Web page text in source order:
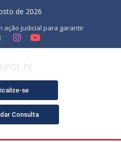
de 2026
ação judicial para garantir
o falecimento de Gonçalo, um dos
2º Curso de Tiro Policial,
se
Consulta